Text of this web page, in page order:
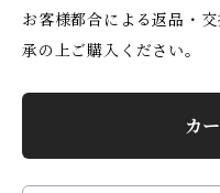
お客様都合による返品・
承の上ご購入ください。
カ